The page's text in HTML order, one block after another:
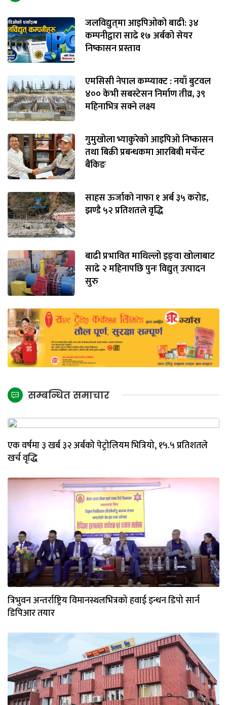
जलविद्युत्‌मा आइपिओको बाढी: ३४
कम्पनीद्वारा साढे १७ अर्बको सेयर
निष्कासन प्रस्ताव
एमसिसी नेपाल कम्प्याक्ट : नयाँ बुटवल
४०० केभी सबस्टेसन निर्माण तीव्र, ३९
महिनाभित्र सक्ने लक्ष्य
गुमुखोला भ्याकुरेको आइपिओ निष्कासन
तथा बिक्री प्रबन्धकमा आरबिबी मर्चेन्ट
बैंकिङ
साहस ऊर्जाको नाफा १ अर्ब ३५ करोड,
झण्डै ५२ प्रतिशतले वृद्धि
बाढी प्रभावित माथिल्लो इङ्‌वा खोलाबाट
साढे २ महिनापछि पुनः विद्युत् उत्पादन
सुरु
सम्बन्धित समाचार
एक वर्षमा ३ खर्ब ३२ अर्बको पेट्रोलियम भित्रियो, १५.५ प्रतिशतले
खर्च वृद्धि
त्रिभुवन अन्तर्राष्ट्रिय विमानस्थलभित्रको हवाई इन्धन डिपो सार्न
डिपिआर तयार